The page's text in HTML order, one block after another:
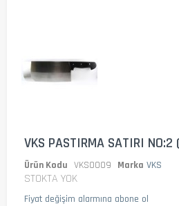
VKS PASTIRMA SATIRI NO:2
Ürün Kodu VKS0009 Marka VKS
STOKTA YOK
Fiyat değişim alarmına abone ol